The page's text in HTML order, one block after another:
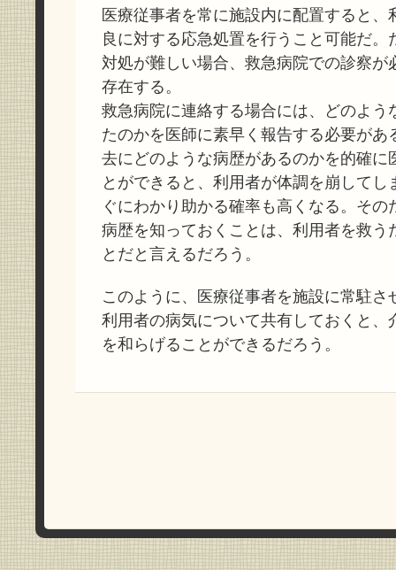
医療従事者を常に施設内に配置すると、
良に対する応急処置を行うこと可能だ。
対処が難しい場合、救急病院での診察が
存在する。
救急病院に連絡する場合には、どのよう
たのかを医師に素早く報告する必要があ
去にどのような病歴があるのかを的確に
とができると、利用者が体調を崩してし
ぐにわかり助かる確率も高くなる。その
病歴を知っておくことは、利用者を救う
とだと言えるだろう。
このように、医療従事者を施設に常駐さ
利用者の病気について共有しておくと、
を和らげることができるだろう。